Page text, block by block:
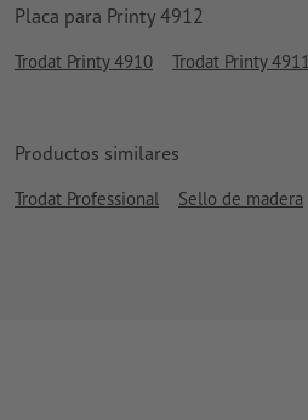
Placa para Printy 4912
Trodat Printy 4910 Trodat Printy 4911
Productos similares
Trodat Professional Sello de madera